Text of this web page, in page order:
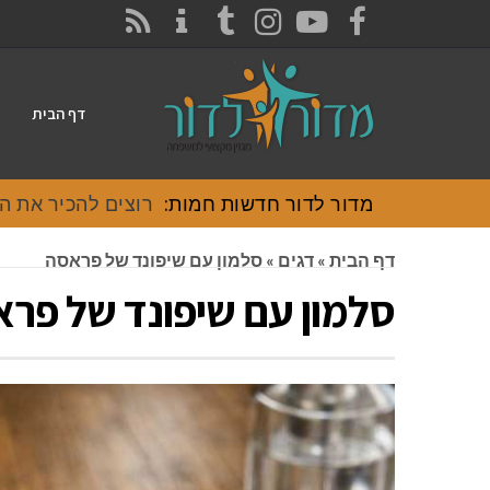
FACEBOOK
YOUTUBE
INSTAGRAM
TUMBLR
דף הבית
מדור לדור חדשות חמות: רוצים להכיר את
דף הבית » דגים » סלמון עם שיפונד של פראסה
סלמון עם שיפונד של